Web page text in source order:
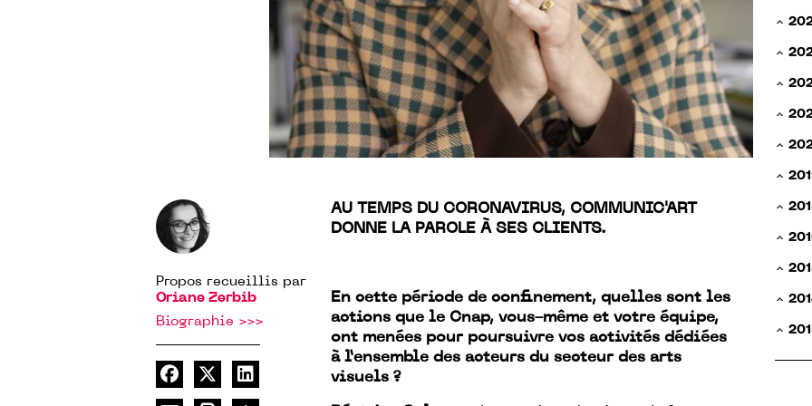
Propos recueillis par
Oriane Zerbib
Biographie >>>
AU TEMPS DU CORONAVIRUS, COMMUNIC'ART
DONNE LA PAROLE À SES CLIENTS.
En cette période de confinement, quelles sont les
actions que le Cnap, vous-même et votre équipe,
ont menées pour poursuivre vos activités dédiées
à l’ensemble des acteurs du secteur des arts
visuels ?